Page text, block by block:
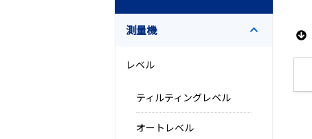
測量機
レベル
ティルティングレベル
オートレベル